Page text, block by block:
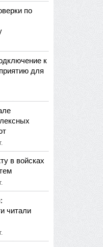
по
к
для
в войсках
читали